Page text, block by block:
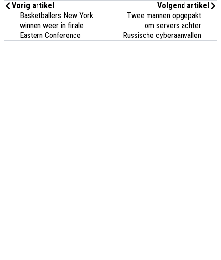
Vorig artikel
Basketballers New York
winnen weer in finale
Eastern Conference
Volgend artikel
Twee mannen opgepakt
om servers achter
Russische cyberaanvallen